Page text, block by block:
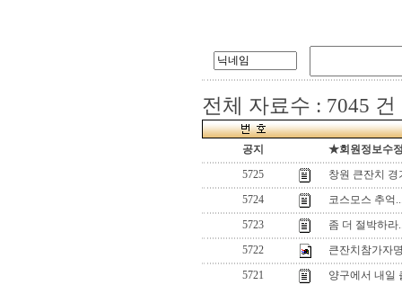
전체 자료수 : 7045 건
공지
★회원정보수
5725
창원 큰잔치
5724
코스모스 추억
5723
좀 더 절박하라
5722
큰잔치참가자
5721
양구에서 내일